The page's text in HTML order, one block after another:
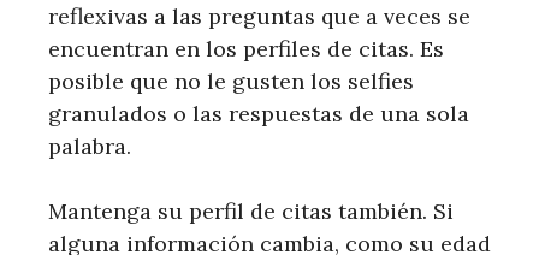
reflexivas a las preguntas que a veces se
encuentran en los perfiles de citas. Es
posible que no le gusten los selfies
granulados o las respuestas de una sola
palabra.
Mantenga su perfil de citas también. Si
alguna información cambia, como su edad